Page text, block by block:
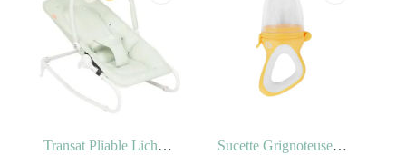
Transat Pliable Lichen Badabulle
Sucette Grignoteuse 4M+